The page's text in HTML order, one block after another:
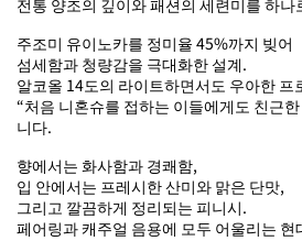
전통 양조의 깊이와 패션의 세련미를 하나
주조미 유이노카를 정미율 45%까지 빚어
섬세함과 청량감을 극대화한 설계.
알코올 14도의 라이트하면서도 우아한 프
“처음 니혼슈를 접하는 이들에게도 친근
니다.
향에서는 화사함과 경쾌함,
입 안에서는 프레시한 산미와 맑은 단맛,
그리고 깔끔하게 정리되는 피니시.
페어링과 캐주얼 음용에 모두 어울리는